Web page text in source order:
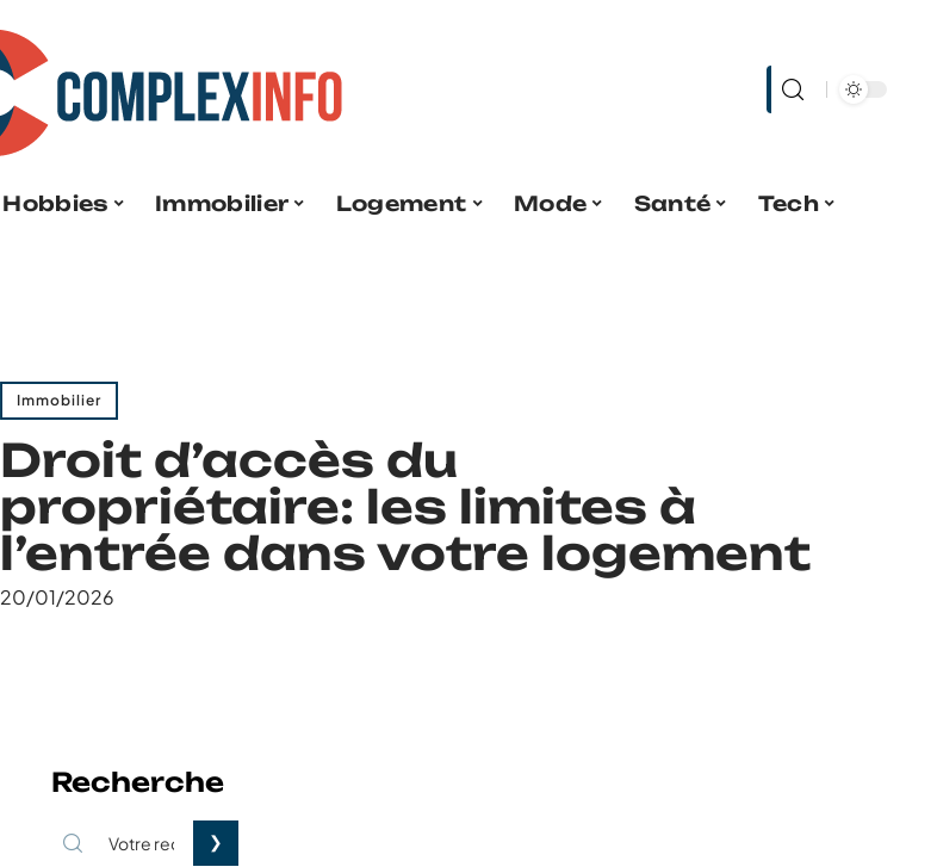
Hobbies Immobilier Logement Mode Santé
Tech
Immobilier
Droit d’accès du
propriétaire: les limites à
l’entrée dans votre logement
20/01/2026
Recherche